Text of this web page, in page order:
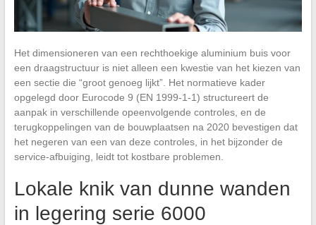
Het dimensioneren van een rechthoekige aluminium buis voor
een draagstructuur is niet alleen een kwestie van het kiezen van
een sectie die “groot genoeg lijkt”. Het normatieve kader
opgelegd door Eurocode 9 (EN 1999-1-1) structureert de
aanpak in verschillende opeenvolgende controles, en de
terugkoppelingen van de bouwplaatsen na 2020 bevestigen dat
het negeren van een van deze controles, in het bijzonder de
service-afbuiging, leidt tot kostbare problemen.
Lokale knik van dunne wanden
in legering serie 6000